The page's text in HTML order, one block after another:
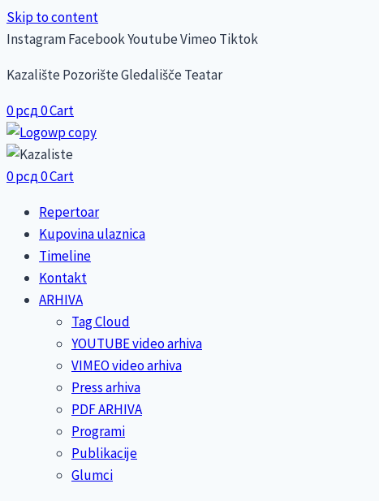
Skip to content
InstagramFacebookYoutubeVimeo Tiktok
Kazalište Pozorište Gledališče Teatar
0рсд0Cart
0рсд0Cart
Repertoar
Kupovina ulaznica
Timeline
Kontakt
ARHIVA
Tag Cloud
YOUTUBE video arhiva
VIMEO video arhiva
Press arhiva
PDF ARHIVA
Programi
Publikacije
Glumci